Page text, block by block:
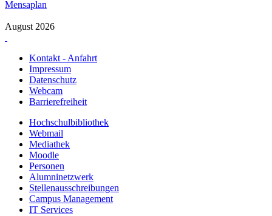
Mensaplan
August 2026
Kontakt - Anfahrt
Impressum
Datenschutz
Webcam
Barrierefreiheit
Hochschulbibliothek
Webmail
Mediathek
Moodle
Personen
Alumninetzwerk
Stellenausschreibungen
Campus Management
IT Services